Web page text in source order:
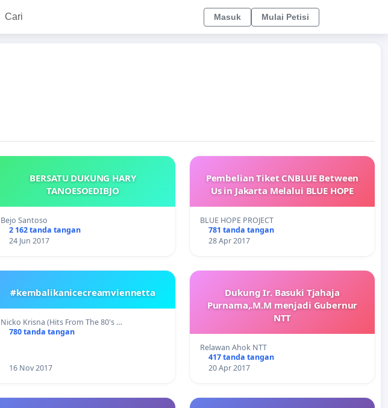
Cari Masuk Mulai Petisi
BERSATU DUKUNG HARY
TANOESOEDIBJO
Bejo Santoso
2 162 tanda tangan
24 Jun 2017
Pembelian Tiket CNBLUE Between
Us in Jakarta Melalui BLUE HOPE
BLUE HOPE PROJECT
781 tanda tangan
28 Apr 2017
#kembalikanicecreamviennetta
Nicko Krisna (Hits From The 80's …
780 tanda tangan
16 Nov 2017
Dukung Ir. Basuki Tjahaja
Purnama,.M.M menjadi Gubernur
NTT
Relawan Ahok NTT
417 tanda tangan
20 Apr 2017